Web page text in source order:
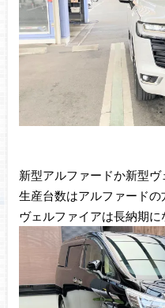
新型アルファードか新型
生産台数はアルファードの
ヴェルファイアは長納期に